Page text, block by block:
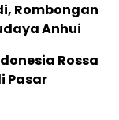
Rombongan
Anhui
Rossa
Pasar